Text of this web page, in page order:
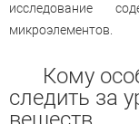
исследование
микроэлементов.
Кому
следить за